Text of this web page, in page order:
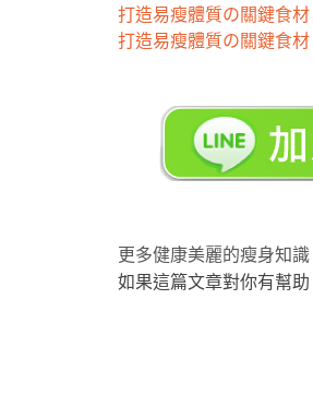
打造易瘦體質の關鍵食
打造易瘦體質の關鍵食
更多健康美麗的瘦身知
如果這篇文章對你有幫